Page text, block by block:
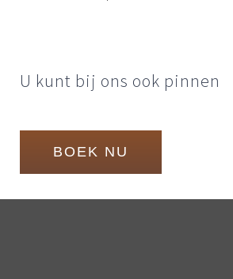
U kunt bij ons ook pinnen
BOEK NU